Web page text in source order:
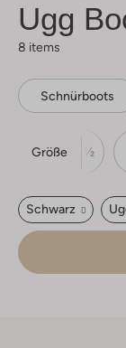
Ugg
8 items
Schnürboots
Größe
33 33½
Schwarz